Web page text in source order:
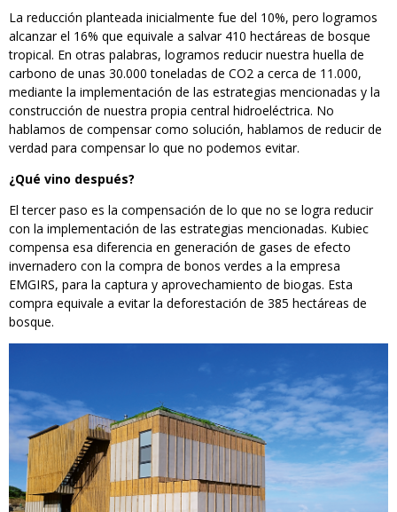
La reducción planteada inicialmente fue del 10%, pero logramos
alcanzar el 16% que equivale a salvar 410 hectáreas de bosque
tropical. En otras palabras, logramos reducir nuestra huella de
carbono de unas 30.000 toneladas de CO2 a cerca de 11.000,
mediante la implementación de las estrategias mencionadas y la
construcción de nuestra propia central hidroeléctrica. No
hablamos de compensar como solución, hablamos de reducir de
verdad para compensar lo que no podemos evitar.
¿Qué vino después?
El tercer paso es la compensación de lo que no se logra reducir
con la implementación de las estrategias mencionadas. Kubiec
compensa esa diferencia en generación de gases de efecto
invernadero con la compra de bonos verdes a la empresa
EMGIRS, para la captura y aprovechamiento de biogas. Esta
compra equivale a evitar la deforestación de 385 hectáreas de
bosque.